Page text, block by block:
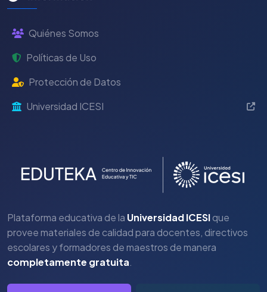
Quiénes Somos
Políticas de Uso
Protección de Datos
Universidad ICESI
Plataforma educativa de la Universidad ICESIque
provee materiales de calidad para docentes, directivos
escolares y formadores de maestros de manera
completamente gratuita.